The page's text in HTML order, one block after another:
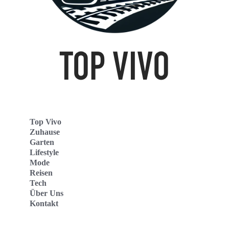
Top Vivo
Zuhause
Garten
Lifestyle
Mode
Reisen
Tech
Über Uns
Kontakt